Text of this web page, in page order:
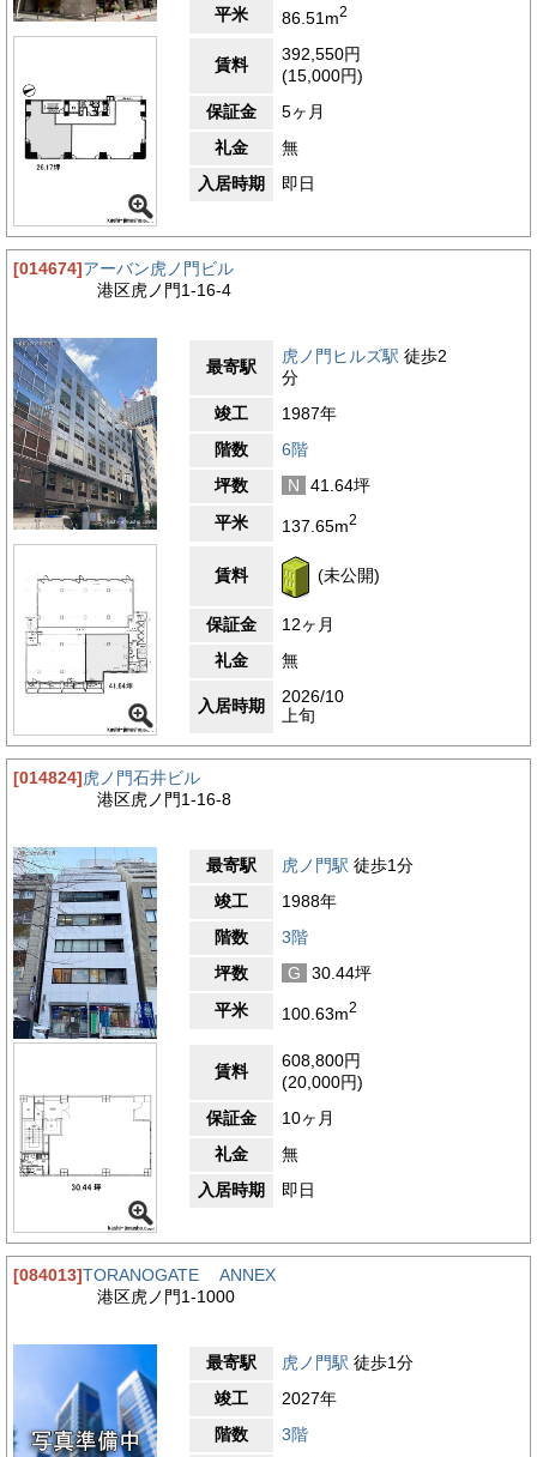
線や銀座線、都営三田線が利用でき、東京の主要ビジネス街に隣
接しており、日比谷線や銀座線、都営三田線などの複数の路線を
利用できるため、どこへでも容易に移動が可能です。交通の利便
性も抜群のエリアと言えます。徒歩圏内に複数の路線を利用可能
で、都心へのビジネス活動に便利な立地条件と都心ながらも落ち
着いた環境が魅力です。高級感と機能性が調和した虎ノ門エリア
に立地するノリタケ虎ノ門ビルです。
【評価】 4.2
駅からの距離
設備
平米 86.51m2
賃料
392,550円
(15,000円)
保証金
5ヶ月
礼金
無
入居時期
即日
[014674]アーバン虎ノ門ビル
港区虎ノ門1-16-4
最寄駅
虎ノ門ヒルズ駅 徒歩2
分
竣工
1987年
階数
6階
坪数
N
41.64坪
平米
137.65m2
賃料 (未公開)
保証金
12ヶ月
礼金
無
入居時期
2026/10
上旬
[014824]虎ノ門石井ビル
港区虎ノ門1-16-8
最寄駅 虎ノ門駅 徒歩1分
竣工
1988年
階数
3階
坪数
G
30.44坪
平米
100.63m2
賃料
608,800円
(20,000円)
保証金
10ヶ月
礼金
無
入居時期
即日
[084013]TORANOGATE ANNEX
港区虎ノ門1-1000
最寄駅 虎ノ門駅 徒歩1分
竣工
2027年
階数
3階